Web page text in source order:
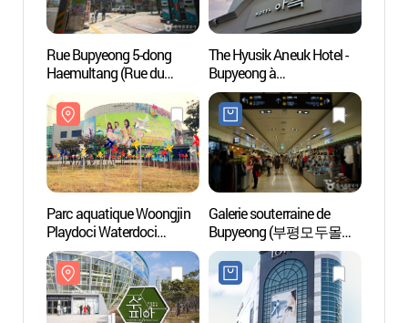
Rue Bupyeong 5-dong
Haemultang (Rue du
ragoût de fruits de mer)
(부평5동 해물탕거리)
The Hyusik Aneuk Hotel -
Bupyeong à
Incheon(더휴식 아늑호텔
인천 부평점)
Parc aquatique Woongjin
Playdoci Waterdoci
(웅진플레이도시
워터도시)
Galerie souterraine de
Bupyeong (부평모두몰
(부평지하도상가))